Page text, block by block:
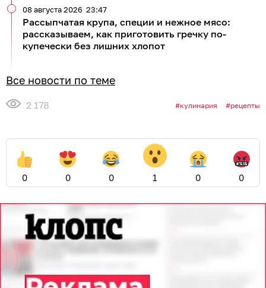
Рассыпчатая крупа, специи и нежное мясо:
рассказываем, как приготовить гречку по-
купечески без лишних хлопот
08 августа 2026 23:47
Все новости по теме
2 178 кулинария рецепты
0 0 0 1 0 0